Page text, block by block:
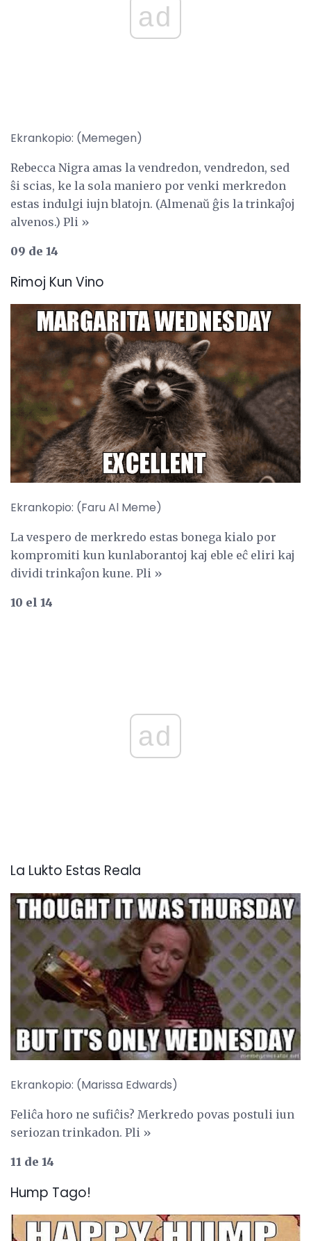
ad
Ekrankopio: (Memegen)
Rebecca Nigra amas la vendredon, vendredon, sed
ŝi scias, ke la sola maniero por venki merkredon
estas indulgi iujn blatojn. (Almenaŭ ĝis la trinkaĵoj
alvenos.) Pli »
09 de 14
Rimoj Kun Vino
Ekrankopio: (Faru Al Meme)
La vespero de merkredo estas bonega kialo por
kompromiti kun kunlaborantoj kaj eble eĉ eliri kaj
dividi trinkaĵon kune. Pli »
10 el 14
ad
La Lukto Estas Reala
Ekrankopio: (Marissa Edwards)
Feliĉa horo ne sufiĉis? Merkredo povas postuli iun
seriozan trinkadon. Pli »
11 de 14
Hump ​​Tago!